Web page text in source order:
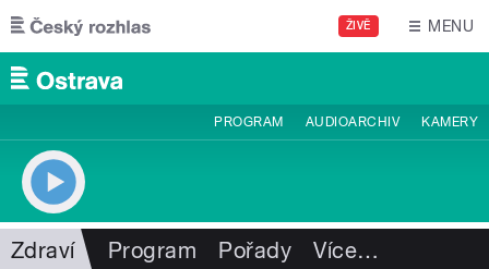
Přejít k hlavnímu obsahu
ŽIVĚ MENU
PROGRAM AUDIOARCHIV KAMERY
Zdraví Program Pořady Více…